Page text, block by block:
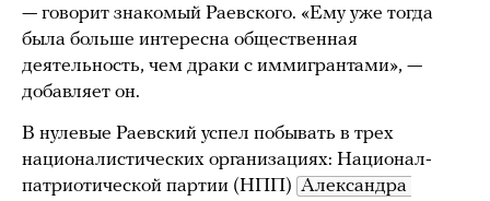
— говорит знакомый Раевского. «Ему уже тогда
была больше интересна общественная
деятельность, чем драки с иммигрантами», —
добавляет он.
В нулевые Раевский успел побывать в трех
националистических организациях: Национал-
патриотической партии (НПП) Александра